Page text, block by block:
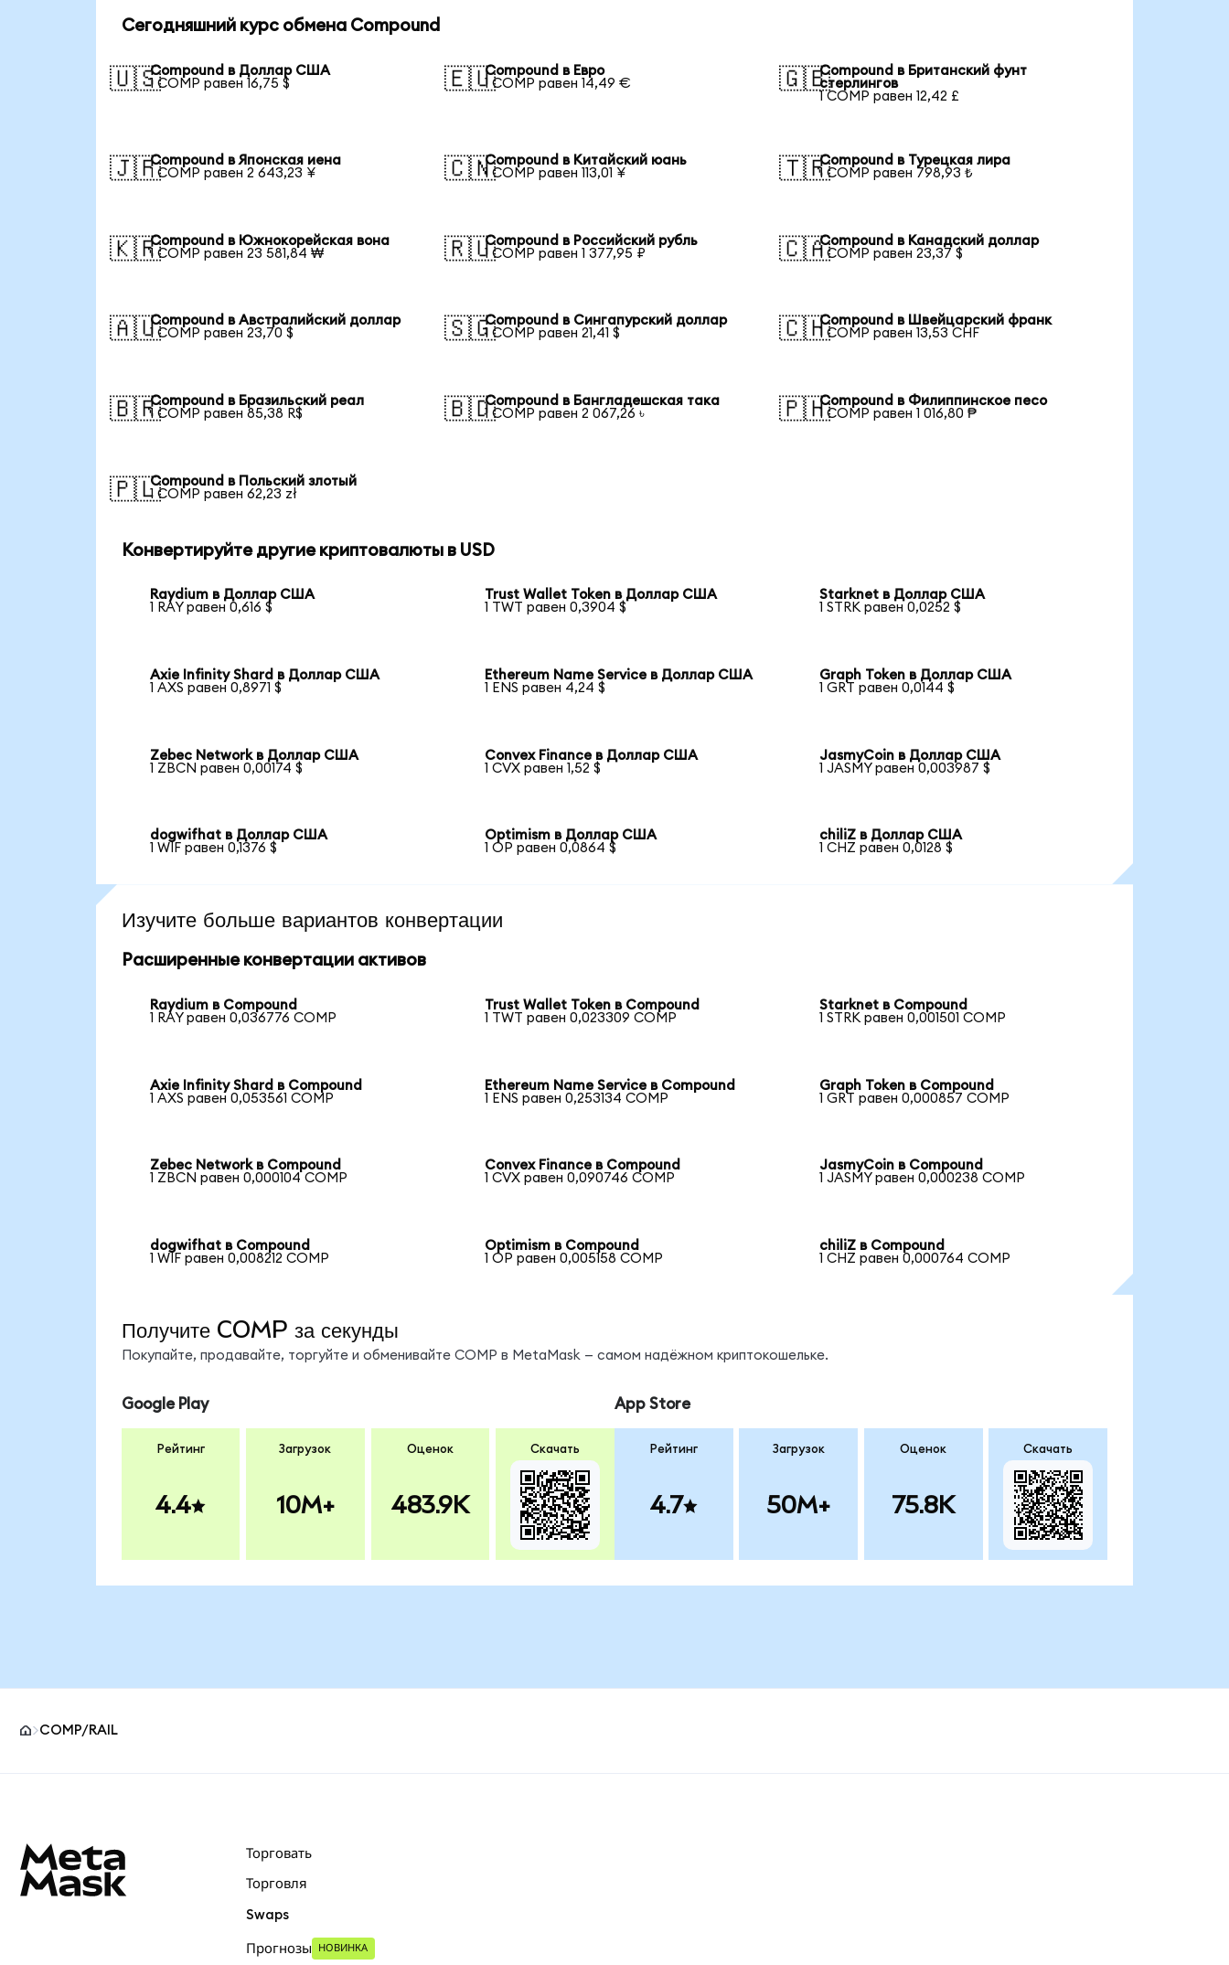
Сегодняшний курс обмена Compound
🇺🇸Compound в Доллар США
1 COMP равен 16,75 $
🇪🇺Compound в Евро
1 COMP равен 14,49 €
🇬🇧Compound в Британский фунт
стерлингов
1 COMP равен 12,42 £
🇯🇵Compound в Японская иена
1 COMP равен 2 643,23 ¥
🇨🇳Compound в Китайский юань
1 COMP равен 113,01 ¥
🇹🇷Compound в Турецкая лира
1 COMP равен 798,93 ₺
🇰🇷Compound в Южнокорейская вона
1 COMP равен 23 581,84 ₩
🇷🇺Compound в Российский рубль
1 COMP равен 1 377,95 ₽
🇨🇦Compound в Канадский доллар
1 COMP равен 23,37 $
🇦🇺Compound в Австралийский доллар
1 COMP равен 23,70 $
🇸🇬Compound в Сингапурский доллар
1 COMP равен 21,41 $
🇨🇭Compound в Швейцарский франк
1 COMP равен 13,53 CHF
🇧🇷Compound в Бразильский реал
1 COMP равен 85,38 R$
🇧🇩Compound в Бангладешская така
1 COMP равен 2 067,26 ৳
🇵🇭Compound в Филиппинское песо
1 COMP равен 1 016,80 ₱
🇵🇱Compound в Польский злотый
1 COMP равен 62,23 zł
Конвертируйте другие криптовалюты в USD
Raydium в Доллар США
1 RAY равен 0,616 $
Trust Wallet Token в Доллар США
1 TWT равен 0,3904 $
Starknet в Доллар США
1 STRK равен 0,0252 $
Axie Infinity Shard в Доллар США
1 AXS равен 0,8971 $
Ethereum Name Service в Доллар США
1 ENS равен 4,24 $
Graph Token в Доллар США
1 GRT равен 0,0144 $
Zebec Network в Доллар США
1 ZBCN равен 0,00174 $
Convex Finance в Доллар США
1 CVX равен 1,52 $
JasmyCoin в Доллар США
1 JASMY равен 0,003987 $
dogwifhat в Доллар США
1 WIF равен 0,1376 $
Optimism в Доллар США
1 OP равен 0,0864 $
chiliZ в Доллар США
1 CHZ равен 0,0128 $
Изучите больше вариантов конвертации
Расширенные конвертации активов
Raydium в Compound
1 RAY равен 0,036776 COMP
Trust Wallet Token в Compound
1 TWT равен 0,023309 COMP
Starknet в Compound
1 STRK равен 0,001501 COMP
Axie Infinity Shard в Compound
1 AXS равен 0,053561 COMP
Ethereum Name Service в Compound
1 ENS равен 0,253134 COMP
Graph Token в Compound
1 GRT равен 0,000857 COMP
Zebec Network в Compound
1 ZBCN равен 0,000104 COMP
Convex Finance в Compound
1 CVX равен 0,090746 COMP
JasmyCoin в Compound
1 JASMY равен 0,000238 COMP
dogwifhat в Compound
1 WIF равен 0,008212 COMP
Optimism в Compound
1 OP равен 0,005158 COMP
chiliZ в Compound
1 CHZ равен 0,000764 COMP
Получите COMP за секунды
Покупайте, продавайте, торгуйте и обменивайте COMP в MetaMask — самом надёжном криптокошельке.
Google Play
Рейтинг
4.4
Загрузок
10M+
Оценок
483.9K
Скачать
App Store
Рейтинг
4.7
Загрузок
50M+
Оценок
75.8K
Скачать
COMP/RAIL
Торговать
Торговля
Swaps
Прогнозы НОВИНКА